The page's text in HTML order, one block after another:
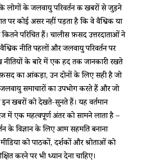
लोगों के जलवायु परिवर्तन की खबरों से जुड़ने
पर कोई असर नहीं पड़ता है कि वे वैश्विक या
परिचित हैं। चालीस फ़ीसद उत्तरदाताओं ने
नीति पहलों और जलवायु परिवर्तन पर
नीतियों के बारे में एक हद तक जानकारी रखते
का आंकड़ा, उन दोनों के लिए सही है जो
समाचारों का उपभोग करते हैं और जो
खबरों को देखते-सुनते हैं। यह वर्तमान
में एक महत्वपूर्ण अंतर को सामने लाता है –
के विज्ञान के लिए आम सहमति बनाना
को पाठकों, दर्शकों और श्रोताओं को
करने पर भी ध्यान देना चाहिए।